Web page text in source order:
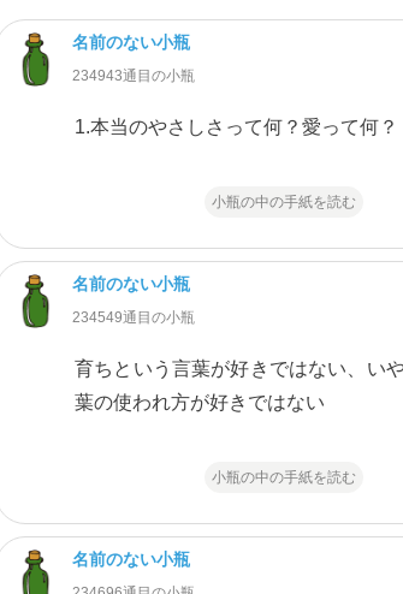
名前のない小瓶
234943通目の小瓶
1.本当のやさしさって何？愛って何？
小瓶の中の手紙を読む
名前のない小瓶
234549通目の小瓶
育ちという言葉が好きではない、い
葉の使われ方が好きではない
小瓶の中の手紙を読む
名前のない小瓶